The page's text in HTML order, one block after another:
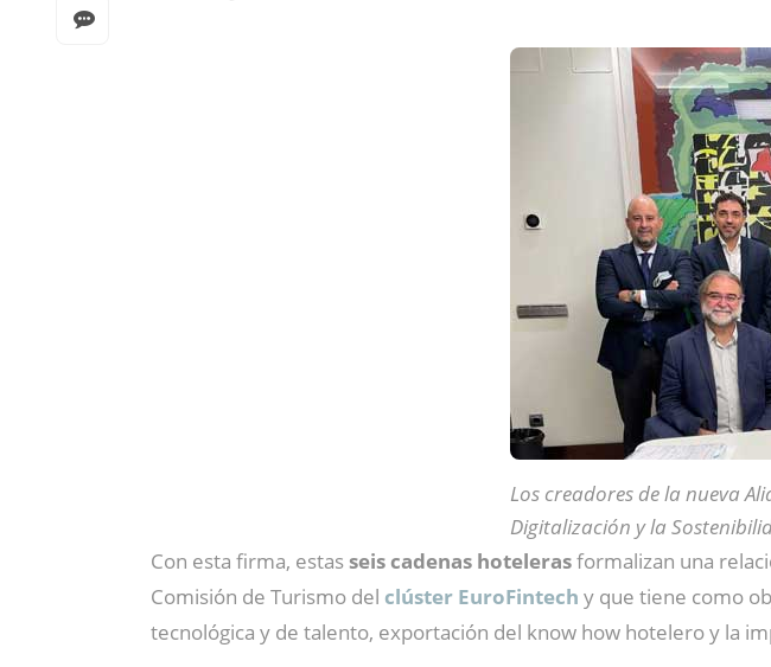
Los creadores de la nueva
Digitalización y la
Con esta firma, estasseis cadenas hotelerasformalizan una
Comisión de Turismo del clúster EuroFintech y que tiene como
tecnológica y de talento, exportación del know how hotelero y la